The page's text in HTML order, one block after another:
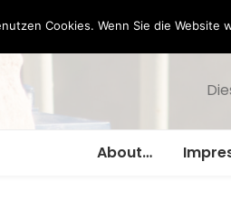
About…
Cookies. Wenn Sie die